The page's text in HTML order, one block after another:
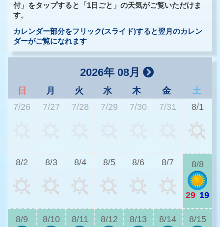
付」をタップすると「1日ごと」の天気がご覧いただけま
す。
カレンダー部分をフリック(スライド)すると翌月のカレン
ダーがご覧になれます
2026年 08月
日 月 火 水 木 金
土
7/26
7/27 7/28 7/29 7/30 7/31 8/1
8/2 8/3 8/4 8/5 8/6 8/7 8/8
29|19
8/9 8/10 8/11 8/12 8/13 8/14 8/15